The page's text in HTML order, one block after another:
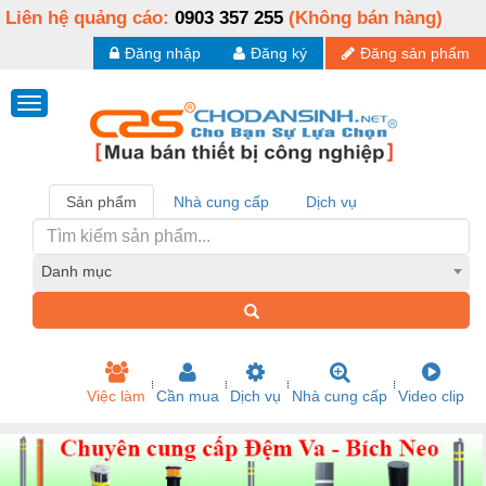
Liên hệ quảng cáo: 0903 357 255 (Không bán hàng)
Đăng sản phẩm
Đăng ký
Đăng nhập
Sản phẩm Nhà cung cấp Dịch vụ
Danh mục
Việc làm Cần mua Dịch vụ Nhà cung cấp Video clip